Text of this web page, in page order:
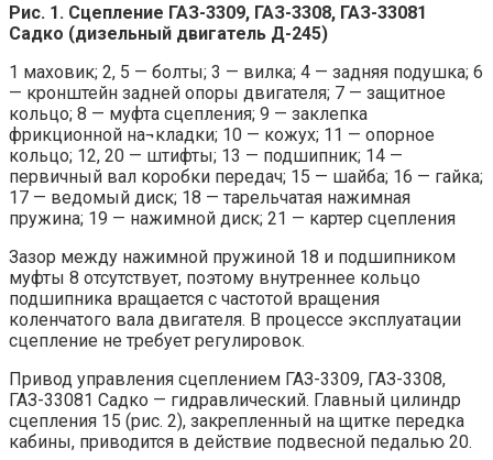
Рис. 1. Сцепление ГАЗ-3309, ГАЗ-3308, ГАЗ-33081
Садко (дизельный двигатель Д-245)
1 маховик; 2, 5 — болты; 3 — вилка; 4 — задняя подушка; 6
— кронштейн задней опоры двигателя; 7 — защитное
кольцо; 8 — муфта сцепления; 9 — заклепка
фрикционной на¬кладки; 10 — кожух; 11 — опорное
кольцо; 12, 20 — штифты; 13 — подшипник; 14 —
первичный вал коробки передач; 15 — шайба; 16 — гайка;
17 — ведомый диск; 18 — тарельчатая нажимная
пружина; 19 — нажимной диск; 21 — картер сцепления
Зазор между нажимной пружиной 18 и подшипником
муфты 8 отсутствует, поэтому внутреннее кольцо
подшипника вращается с частотой вращения
коленчатого вала двигателя. В процессе эксплуатации
сцепление не требует регулировок.
Привод управления сцеплением ГАЗ-3309, ГАЗ-3308,
ГАЗ-33081 Садко — гидравлический. Главный цилиндр
сцепления 15 (рис. 2), закрепленный на щитке передка
кабины, приводится в действие подвесной педалью 20.